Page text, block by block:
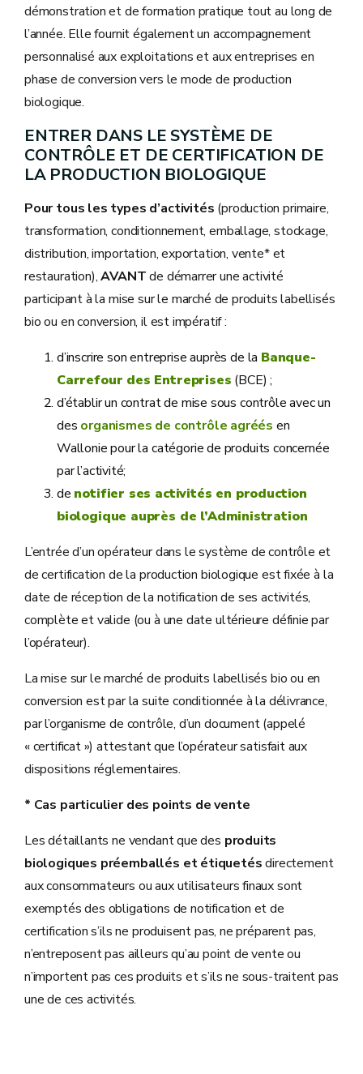
démonstration et de formation pratique tout au long de
l’année. Elle fournit également un accompagnement
personnalisé aux exploitations et aux entreprises en
phase de conversion vers le mode de production
biologique.
ENTRER DANS LE SYSTÈME DE
CONTRÔLE ET DE CERTIFICATION DE
LA PRODUCTION BIOLOGIQUE
Pour tous les types d’activités (production primaire,
transformation, conditionnement, emballage, stockage,
distribution, importation, exportation, vente* et
restauration),AVANTde démarrer une activité
participant à la mise sur le marché de produits labellisés
bio ou en conversion, il est impératif :
d’inscrire son entreprise auprès de la Banque-
Carrefour des Entreprises (BCE) ;
d’établir un contrat de mise sous contrôle avec un
des organismes de contrôle agréés en
Wallonie pour la catégorie de produits concernée
par l’activité;
de notifier ses activités en production
biologique auprès de l’Administration
L’entrée d’un opérateur dans le système de contrôle et
de certification de la production biologique est fixée à la
date de réception de la notification de ses activités,
complète et valide (ou à une date ultérieure définie par
l’opérateur).
La mise sur le marché de produits labellisés bio ou en
conversion est par la suite conditionnée à la délivrance,
par l’organisme de contrôle, d’un document (appelé
« certificat ») attestant que l’opérateur satisfait aux
dispositions réglementaires.
* Cas particulier des points de vente
Les détaillants ne vendant que des produits
biologiques préemballés et étiquetésdirectement
aux consommateurs ou aux utilisateurs finaux sont
exemptés des obligations de notification et de
certification s’ils ne produisent pas, ne préparent pas,
n’entreposent pas ailleurs qu’au point de vente ou
n’importent pas ces produits et s’ils ne sous-traitent pas
une de ces activités.